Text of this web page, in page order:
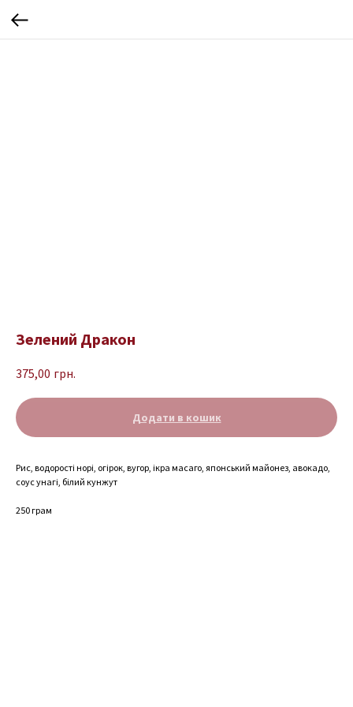
Зелений Дракон
375,00 грн.
Додати в кошик
Рис, водорості норі, огірок, вугор, ікра масаго, японський майонез, авокадо,
соус унагі, білий кунжут
250 грам